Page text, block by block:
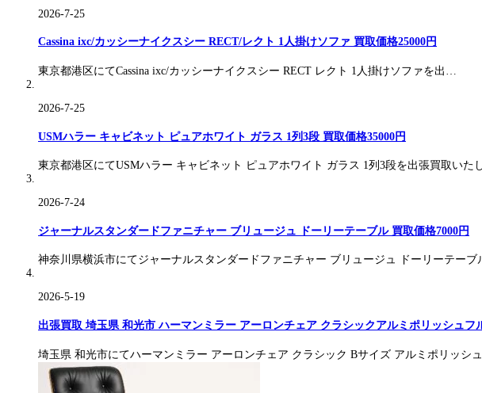
2026-7-25
Cassina ixc/カッシーナイクスシー RECT/レクト 1人掛けソファ 買取価格25000円
東京都港区にてCassina ixc/カッシーナイクスシー RECT レクト 1人掛けソファを出…
2026-7-25
USMハラー キャビネット ピュアホワイト ガラス 1列3段 買取価格35000円
東京都港区にてUSMハラー キャビネット ピュアホワイト ガラス 1列3段を出張買取いた
2026-7-24
ジャーナルスタンダードファニチャー ブリュージュ ドーリーテーブル 買取価格7000円
神奈川県横浜市にてジャーナルスタンダードファニチャー ブリュージュ ドーリーテー
2026-5-19
出張買取 埼玉県 和光市 ハーマンミラー アーロンチェア クラシックアルミポリッシュフ
埼玉県 和光市にてハーマンミラー アーロンチェア クラシック Bサイズ アルミポリッシ